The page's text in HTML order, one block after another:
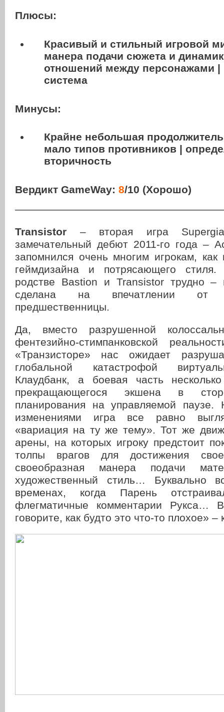
Плюсы:
Красивый и стильный игровой
манера подачи сюжета и
отношений между персонажами |
система
Минусы:
Крайне небольшая
мало типов противников |
вторичность
Вердикт GameWay: 8/10 (Хорошо)
Transistor – вторая игра
замечательный дебют 2011-го года –
запомнился очень многим игрокам, как
геймдизайна и потрясающего
родстве Bastion и Transistor трудно –
сделана на впечатлении от
предшественницы.
Да, вместо разрушенной
фентезийно-стимпанковской
«Транзисторе» нас ожидает
глобальной катастрофой
Клаудбанк, а боевая часть
прекращающегося экшена в
планирования на управляемой
изменениями игра все равно
«вариация на ту же тему». Тот же
арены, на которых игроку предстоит
толпы врагов для достижения
своеобразная манера подачи
художественный стиль… Буквально
временах, когда Парень
флегматичные комментарии Рукса…
говорите, как будто это что-то плохое» –